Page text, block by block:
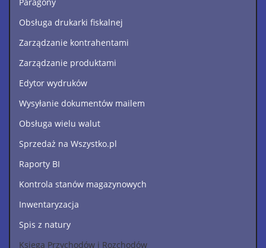
Obsługa drukarki fiskalnej
Zarządzanie kontrahentami
Zarządzanie produktami
Edytor wydruków
Wysyłanie dokumentów mailem
Obsługa wielu walut
Sprzedaż na Wszystko.pl
Raporty BI
Kontrola stanów magazynowych
Inwentaryzacja
Spis z natury
Księga Przychodów i Rozchodów